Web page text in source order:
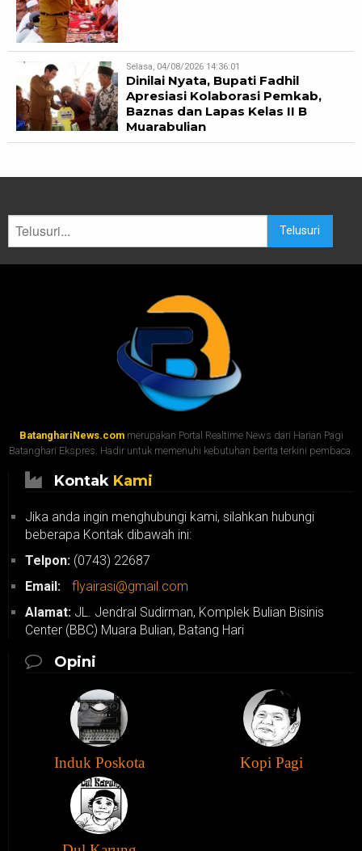
Selasa, 04/08/2026 14:36:01
Dinilai Nyata, Bupati Fadhil
Apresiasi Kolaborasi Pemkab,
Baznas dan Lapas Kelas II B
Muarabulian
Telusuri
BatanghariNews.commerupakan Portal Realtime News dari Harian Pagi
Batanghari Ekspres. Hadir untuk memenuhi kebutuhan berita terkini pembaca.
Kontak Kami
Jika anda ingin menghubungi kami, silahkan hubungi
beberapa Kontak dibawah ini:
Telpon: (0743) 22687
Email:
flyairasi@gmail.com
Alamat: JL. Jendral Sudirman, Komplek Bulian Bisinis
Center (BBC) Muara Bulian, Batang Hari
Opini
Induk Poskota Kopi Pagi